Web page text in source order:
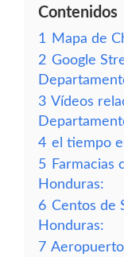
Contenidos
1
Mapa de
2 Google
3 Vídeos
4 el tiempo
5 Farmacias
Honduras:
6 Centos de
Honduras:
7